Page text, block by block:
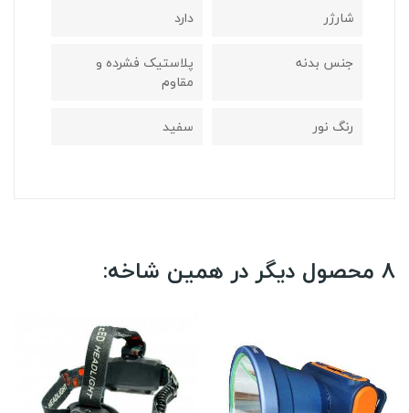
شارژر
دارد
جنس بدنه
پلاستیک فشرده و
مقاوم
رنگ نور
سفید
8 محصول دیگر در همین شاخه: